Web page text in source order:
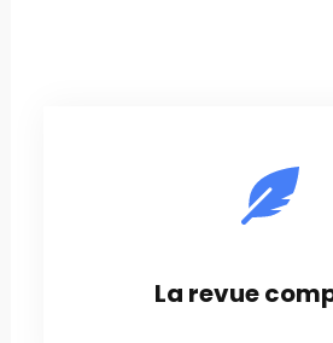
La revue